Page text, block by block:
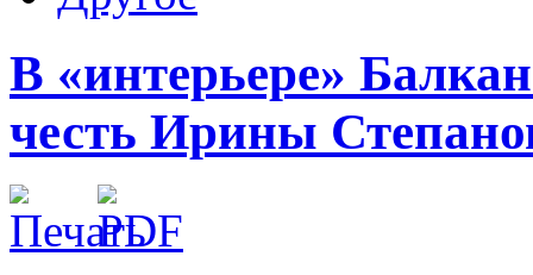
В «интерьере»
честь Ирины